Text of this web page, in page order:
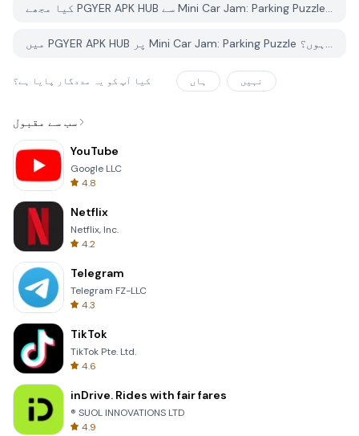
کیا مجھے PGYER APK HUB سے Mini Car Jam: Parking Puzzle ڈاؤن لوڈ کرنے کے لئے اکاؤنٹ کی ضرورت ہے؟
میں PGYER APK HUB پر Mini Car Jam: Parking Puzzle کے ساتھ کوئی مسئلہ کیسے رپورٹ کرسکتا ہوں؟
کیا آپ کو یہ مددگار پایا ہے؟ ہاں نہیں
سب سے مقبول
YouTube
Google LLC
4.8
Netflix
Netflix, Inc.
4.2
Telegram
Telegram FZ-LLC
4.3
TikTok
TikTok Pte. Ltd.
4.6
inDrive. Rides with fair fares
® SUOL INNOVATIONS LTD
4.9